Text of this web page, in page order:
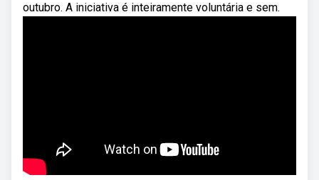
outubro. A iniciativa é inteiramente voluntária e sem.